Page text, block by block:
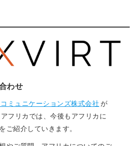
わせ
ミュニケーションズ株式会社 が
フリカでは、今後もアフリカに
ご紹介していきます。